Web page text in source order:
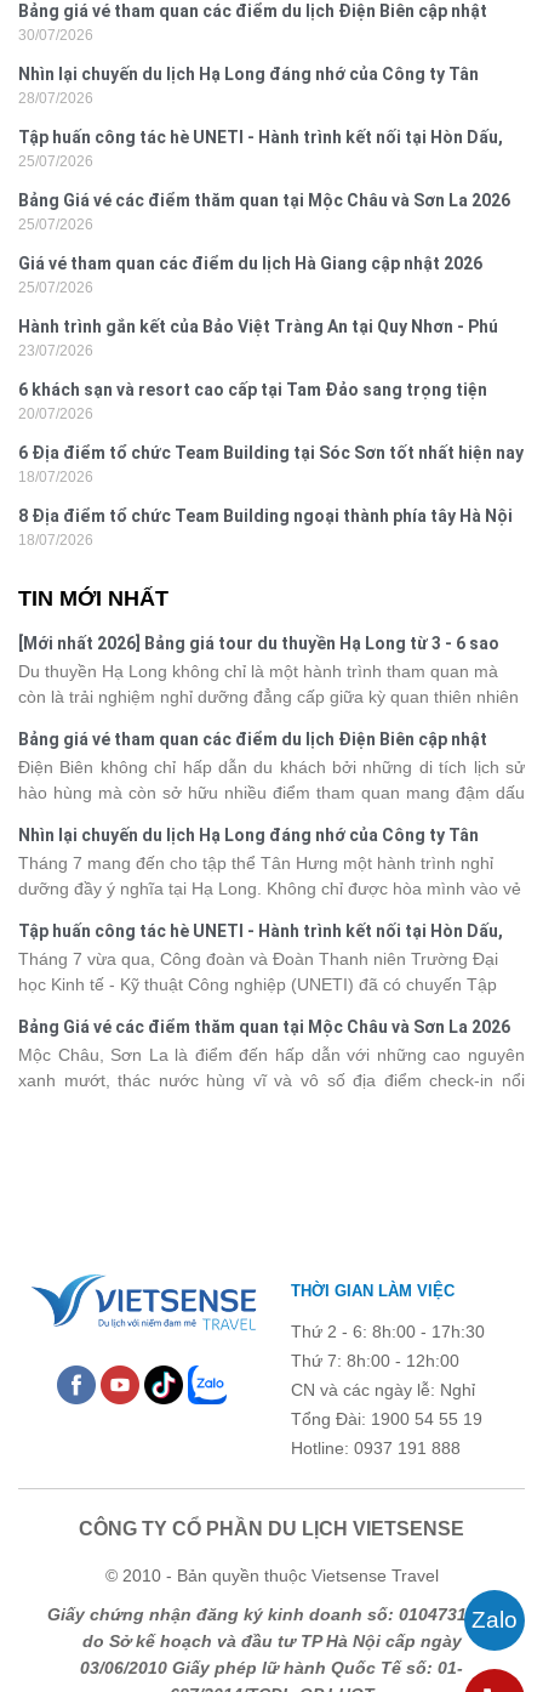
Bảng giá vé tham quan các điểm du lịch Điện Biên cập nhật
2026
30/07/2026
Nhìn lại chuyến du lịch Hạ Long đáng nhớ của Công ty Tân
Hưng 2026
28/07/2026
Tập huấn công tác hè UNETI - Hành trình kết nối tại Hòn Dấu,
Đồ Sơn
25/07/2026
Bảng Giá vé các điểm thăm quan tại Mộc Châu và Sơn La 2026
25/07/2026
Giá vé tham quan các điểm du lịch Hà Giang cập nhật 2026
25/07/2026
Hành trình gắn kết của Bảo Việt Tràng An tại Quy Nhơn - Phú
Yên
23/07/2026
6 khách sạn và resort cao cấp tại Tam Đảo sang trọng tiện
nghi
20/07/2026
6 Địa điểm tổ chức Team Building tại Sóc Sơn tốt nhất hiện nay
18/07/2026
8 Địa điểm tổ chức Team Building ngoại thành phía tây Hà Nội
18/07/2026
TIN MỚI NHẤT
[Mới nhất 2026] Bảng giá tour du thuyền Hạ Long từ 3 - 6 sao
Du thuyền Hạ Long không chỉ là một hành trình tham quan mà
còn là trải nghiệm nghỉ dưỡng đẳng cấp giữa kỳ quan thiên nhiên
khác nhau, khiến nhiều du khách băn khoăn khi lựa chọn. Bài viết
dưới đây sẽ cập nhật bảng giá tour du thuyền Hạ Long mới nhất
2026 từ 3 - 6 sao, giúp bạn dễ dàng so sánh và tìm được hành
trình phù hợp với nhu cầu cũng như ngân sách.
Bảng giá vé tham quan các điểm du lịch Điện Biên cập nhật
2026
Điện Biên không chỉ hấp dẫn du khách bởi những di tích lịch sử
hào hùng mà còn sở hữu nhiều điểm tham quan mang đậm dấu
phá vùng đất này, việc cập nhật trước giá vé sẽ giúp bạn chủ
động hơn trong lịch trình và chi phí. Cùng Vietsense Travel tham
khảo bảng giá vé tham quan các điểm du lịch Điện Biênmới nhất
năm 2026 ngay dưới đây.
Nhìn lại chuyến du lịch Hạ Long đáng nhớ của Công ty Tân
Hưng 2026
Tháng 7 mang đến cho tập thể Tân Hưng một hành trình nghỉ
dưỡng đầy ý nghĩa tại Hạ Long. Không chỉ được hòa mình vào vẻ
kết, sẻ chia và lưu giữ nhiều khoảnh khắc đáng nhớ. Hãy cùng
nhìn lại chuyến đi ngập tràn niềm vui và những trải nghiệm khó
quên.
Tập huấn công tác hè UNETI - Hành trình kết nối tại Hòn Dấu,
Đồ Sơn
Tháng 7 vừa qua, Công đoàn và Đoàn Thanh niên Trường Đại
học Kinh tế - Kỹ thuật Công nghiệp (UNETI) đã có chuyến Tập
chỉ là dịp nâng cao kỹ năng và chia sẻ kinh nghiệm công tác,
chương trình còn mang đến những hoạt động giao lưu sôi nổi,
góp phần gắn kết tập thể và lưu giữ nhiều kỷ niệm đáng nhớ.
Bảng Giá vé các điểm thăm quan tại Mộc Châu và Sơn La 2026
Mộc Châu, Sơn La là điểm đến hấp dẫn với những cao nguyên
xanh mướt, thác nước hùng vĩ và vô số địa điểm check-in nổi
THỜI GIAN LÀM VIỆC
Thứ 2 - 6: 8h:00 - 17h:30
Thứ 7: 8h:00 - 12h:00
CN và các ngày lễ: Nghỉ
Tổng Đài: 1900 54 55 19
Hotline: 0937 191 888
CÔNG TY CỔ PHẦN DU LỊCH VIETSENSE
© 2010 - Bản quyền thuộc Vietsense Travel
Giấy chứng nhận đăng ký kinh doanh số: 0104731205
do Sở kế hoạch và đầu tư TP Hà Nội cấp ngày
03/06/2010 Giấy phép lữ hành Quốc Tế số: 01-